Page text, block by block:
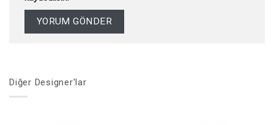
Diğer Designer'lar